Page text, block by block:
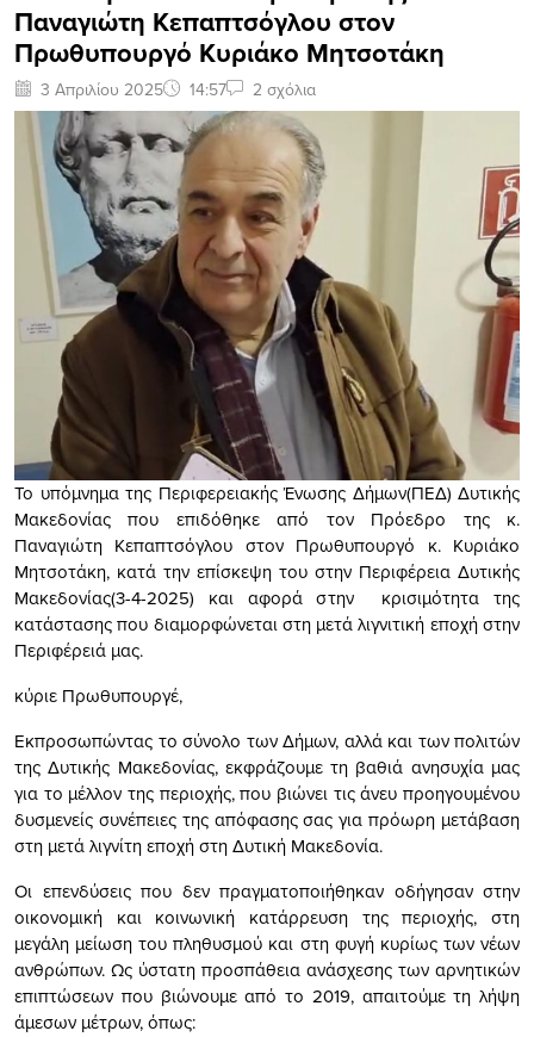
Παναγιώτη Κεπαπτσόγλου στον
Πρωθυπουργό Κυριάκο Μητσοτάκη
3 Απριλίου 2025 14:57 2 σχόλια
Το υπόμνημα της Περιφερειακής Ένωσης Δήμων(ΠΕΔ) Δυτικής
Μακεδονίας που επιδόθηκε από τον Πρόεδρο της κ.
Παναγιώτη Κεπαπτσόγλου στον Πρωθυπουργό κ. Κυριάκο
Μητσοτάκη, κατά την επίσκεψη του στην Περιφέρεια Δυτικής
Μακεδονίας(3-4-2025) και αφορά στην κρισιμότητα της
κατάστασης που διαμορφώνεται στη μετά λιγνιτική εποχή στην
Περιφέρειά μας.
κύριε Πρωθυπουργέ,
Εκπροσωπώντας το σύνολο των Δήμων, αλλά και των πολιτών
της Δυτικής Μακεδονίας, εκφράζουμε τη βαθιά ανησυχία μας
για το μέλλον της περιοχής, που βιώνει τις άνευ προηγουμένου
δυσμενείς συνέπειες της απόφασης σας για πρόωρη μετάβαση
στη μετά λιγνίτη εποχή στη Δυτική Μακεδονία.
Οι επενδύσεις που δεν πραγματοποιήθηκαν οδήγησαν στην
οικονομική και κοινωνική κατάρρευση της περιοχής, στη
μεγάλη μείωση του πληθυσμού και στη φυγή κυρίως των νέων
ανθρώπων. Ως ύστατη προσπάθεια ανάσχεσης των αρνητικών
επιπτώσεων που βιώνουμε από το 2019, απαιτούμε τη λήψη
άμεσων μέτρων, όπως: